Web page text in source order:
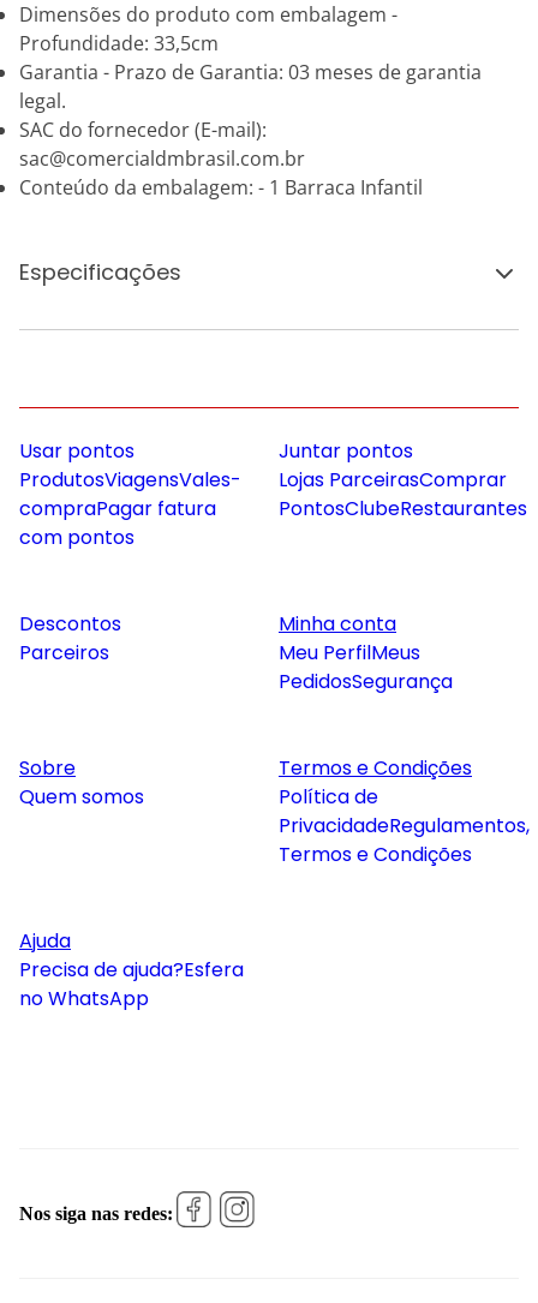
Dimensões do produto com embalagem -
Profundidade: 33,5cm
Garantia - Prazo de Garantia: 03 meses de garantia
legal.
SAC do fornecedor (E-mail):
sac@comercialdmbrasil.com.br
Conteúdo da embalagem: - 1 Barraca Infantil
Especificações
Usar pontos
ProdutosViagensVales-
compraPagar fatura
com pontos
Juntar pontos
Lojas ParceirasComprar
PontosClubeRestaurantes
Descontos
Parceiros
Minha conta
Meu PerfilMeus
PedidosSegurança
Sobre
Quem somos
Termos e Condições
Política de
PrivacidadeRegulamentos,
Termos e Condições
Ajuda
Precisa de ajuda?Esfera
no WhatsApp
Nos siga nas redes: